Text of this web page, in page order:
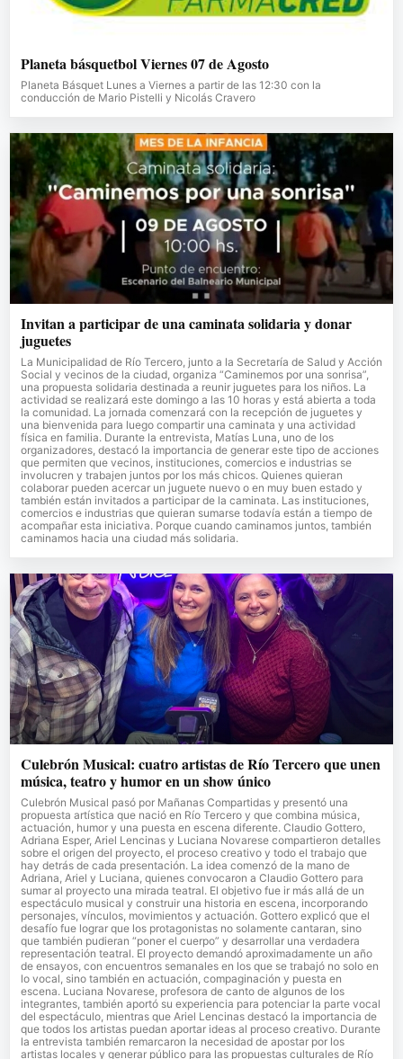
Planeta básquetbol Viernes 07 de Agosto
Planeta Básquet Lunes a Viernes a partir de las 12:30 con la
conducción de Mario Pistelli y Nicolás Cravero
Invitan a participar de una caminata solidaria y donar
juguetes
La Municipalidad de Río Tercero, junto a la Secretaría de Salud y Acción
Social y vecinos de la ciudad, organiza “Caminemos por una sonrisa”,
una propuesta solidaria destinada a reunir juguetes para los niños. La
actividad se realizará este domingo a las 10 horas y está abierta a toda
la comunidad. La jornada comenzará con la recepción de juguetes y
una bienvenida para luego compartir una caminata y una actividad
física en familia. Durante la entrevista, Matías Luna, uno de los
organizadores, destacó la importancia de generar este tipo de acciones
que permiten que vecinos, instituciones, comercios e industrias se
involucren y trabajen juntos por los más chicos. Quienes quieran
colaborar pueden acercar un juguete nuevo o en muy buen estado y
también están invitados a participar de la caminata. Las instituciones,
comercios e industrias que quieran sumarse todavía están a tiempo de
acompañar esta iniciativa. Porque cuando caminamos juntos, también
caminamos hacia una ciudad más solidaria.
Culebrón Musical: cuatro artistas de Río Tercero que unen
música, teatro y humor en un show único
Culebrón Musical pasó por Mañanas Compartidas y presentó una
propuesta artística que nació en Río Tercero y que combina música,
actuación, humor y una puesta en escena diferente. Claudio Gottero,
Adriana Esper, Ariel Lencinas y Luciana Novarese compartieron detalles
sobre el origen del proyecto, el proceso creativo y todo el trabajo que
hay detrás de cada presentación. La idea comenzó de la mano de
Adriana, Ariel y Luciana, quienes convocaron a Claudio Gottero para
sumar al proyecto una mirada teatral. El objetivo fue ir más allá de un
espectáculo musical y construir una historia en escena, incorporando
personajes, vínculos, movimientos y actuación. Gottero explicó que el
desafío fue lograr que los protagonistas no solamente cantaran, sino
que también pudieran “poner el cuerpo” y desarrollar una verdadera
representación teatral. El proyecto demandó aproximadamente un año
de ensayos, con encuentros semanales en los que se trabajó no solo en
lo vocal, sino también en actuación, compaginación y puesta en
escena. Luciana Novarese, profesora de canto de algunos de los
integrantes, también aportó su experiencia para potenciar la parte vocal
del espectáculo, mientras que Ariel Lencinas destacó la importancia de
que todos los artistas puedan aportar ideas al proceso creativo. Durante
la entrevista también remarcaron la necesidad de apostar por los
artistas locales y generar público para las propuestas culturales de Río